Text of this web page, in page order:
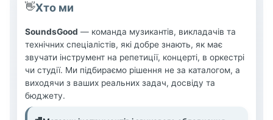
👋Хто ми
SoundsGood — команда музикантів, викладачів та
технічних спеціалістів, які добре знають, як має
звучати інструмент на репетиції, концерті, в оркестрі
чи студії. Ми підбираємо рішення не за каталогом, а
виходячи з ваших реальних задач, досвіду та
бюджету.